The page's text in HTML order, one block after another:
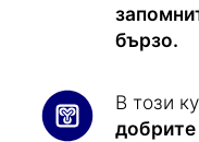
бързо.
В този